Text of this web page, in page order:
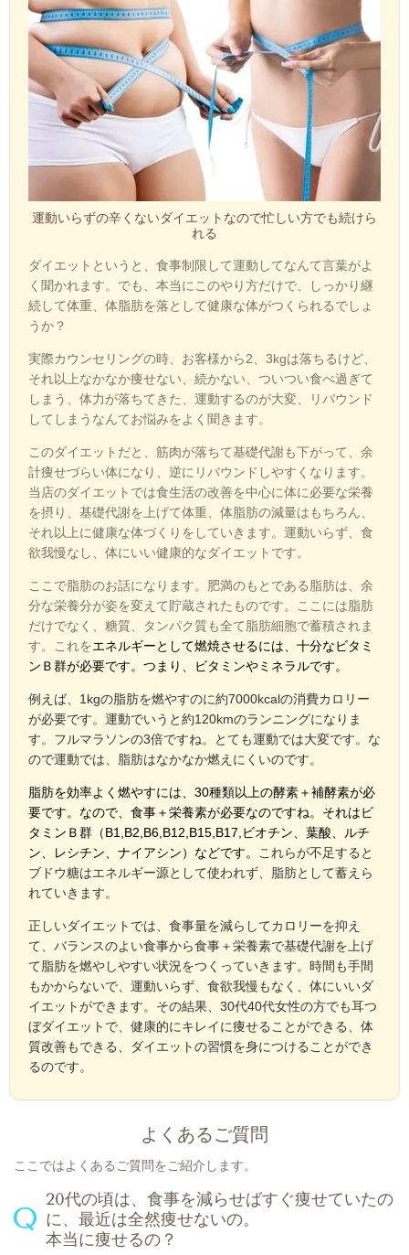
運動いらずの辛くないダイエットなので忙しい方でも続けら
れる
ダイエットというと、食事制限して運動してなんて言葉がよ
く聞かれます。でも、本当にこのやり方だけで、しっかり継
続して体重、体脂肪を落として健康な体がつくられるでしょ
うか？
実際カウンセリングの時、お客様から2、3kgは落ちるけど、
それ以上なかなか痩せない、続かない、ついつい食べ過ぎて
しまう、体力が落ちてきた、運動するのが大変、リバウンド
してしまうなんてお悩みをよく聞きます。
このダイエットだと、筋肉が落ちて基礎代謝も下がって、余
計痩せづらい体になり、逆にリバウンドしやすくなります。
当店のダイエットでは食生活の改善を中心に体に必要な栄養
を摂り、基礎代謝を上げて体重、体脂肪の減量はもちろん、
それ以上に健康な体づくりをしていきます。運動いらず、食
欲我慢なし、体にいい健康的なダイエットです。
ここで脂肪のお話になります。肥満のもとである脂肪は、余
分な栄養分が姿を変えて貯蔵されたものです。ここには脂肪
だけでなく、糖質、タンパク質も全て脂肪細胞で蓄積されま
す。これをエネルギーとして燃焼させるには、十分なビタミ
ンＢ群が必要です。つまり、ビタミンやミネラルです。
例えば、1kgの脂肪を燃やすのに約7000kcalの消費カロリー
が必要です。運動でいうと約120kmのランニングになりま
す。フルマラソンの3倍ですね。とても運動では大変です。な
ので運動では、脂肪はなかなか燃えにくいのです。
脂肪を効率よく燃やすには、30種類以上の酵素＋補酵素が必
要です。なので、食事＋栄養素が必要なのですね。それはビ
タミンＢ群（B1,B2,B6,B12,B15,B17,ビオチン、葉酸、ルチ
ン、レシチン、ナイアシン）などです。
これらが不足すると
ブドウ糖はエネルギー源として使われず、脂肪として蓄えら
れていきます。
正しいダイエットでは、食事量を減らしてカロリーを抑え
て、バランスのよい食事から食事＋栄養素で基礎代謝を上げ
て脂肪を燃やしやすい状況をつくっていきます。時間も手間
もかからないで、運動いらず、食欲我慢もなく、体にいいダ
イエットができます。その結果、30代40代女性の方でも耳つ
ぼダイエットで、健康的にキレイに痩せることができる、体
質改善もできる、ダイエットの習慣を身につけることができ
るのです。
よくあるご質問
ここではよくあるご質問をご紹介します。
20代の頃は、食事を減らせばすぐ痩せていたの
に、最近は全然痩せないの。
本当に痩せるの？